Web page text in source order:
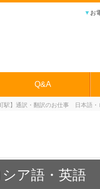
▼ お
Q&A
町駅】通訳・翻訳のお仕事 日本語・
ア語・英語